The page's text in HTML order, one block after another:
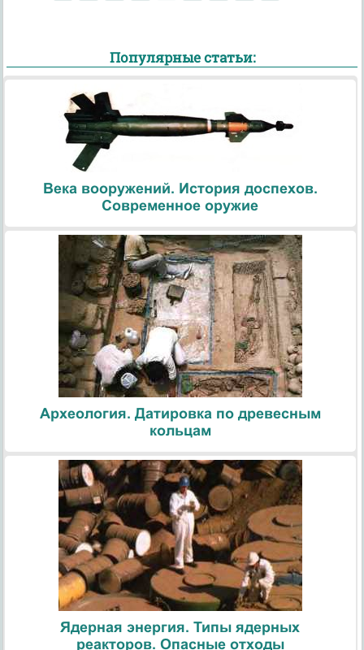
Популярные статьи:
Века вооружений. История доспехов.
Современное оружие
Археология. Датировка по древесным
кольцам
Ядерная энергия. Типы ядерных
реакторов. Опасные отходы